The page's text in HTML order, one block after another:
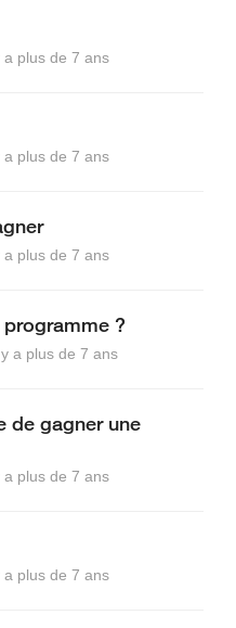
a plus de 7 ans
a plus de 7 ans
a plus de 7 ans
?
a plus de 7 ans
de gagner une
a plus de 7 ans
a plus de 7 ans